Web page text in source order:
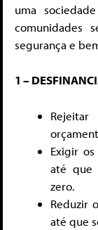
uma
comunidades
segurança e
1 –
Exigir
até que
zero.
Reduzir
até que